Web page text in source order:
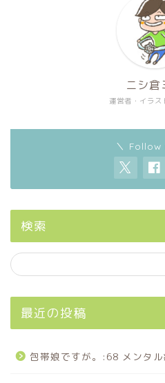
運営者・イラス
ニシ倉
＼ Follow
検索
最近の投稿
包帯娘ですが。:68 メンタ